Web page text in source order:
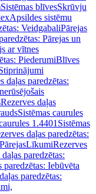
Sistēmas blīvesSkrūvju
Apsildes sistēmu
VeidgabaliPārejas
Pārejas un
ar vītnes
PiederumiBlīves
daļas paredzētas:
Rezerves daļas
Sistēmas caurules
1.4401 Sistēmas
daļas paredzētas:
LīkumiRezerves
paredzētas:
paredzētas: Iebūvēta
paredzētas: